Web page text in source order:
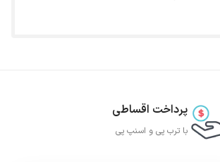
پرداخت اقساطی
با ترب‌ پی و اسنپ پی